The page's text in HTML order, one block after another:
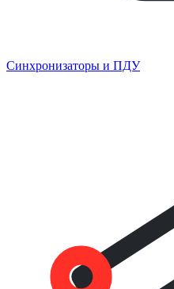
Синхронизаторы и ПДУ